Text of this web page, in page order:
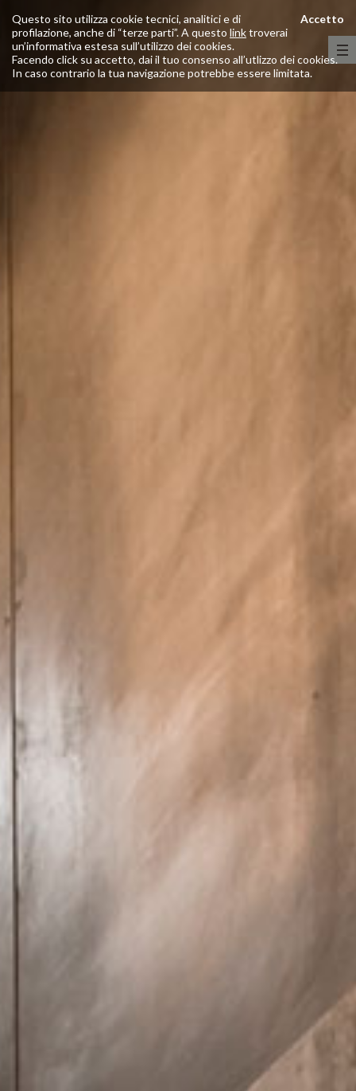
Accetto
Questo sito utilizza cookie tecnici, analitici e di
profilazione, anche di “terze parti”. A questo linktroverai
un’informativa estesa sull’utilizzo dei cookies.
Facendo click su accetto, dai il tuo consenso all’utlizzo dei cookies.
In caso contrario la tua navigazione potrebbe essere limitata.